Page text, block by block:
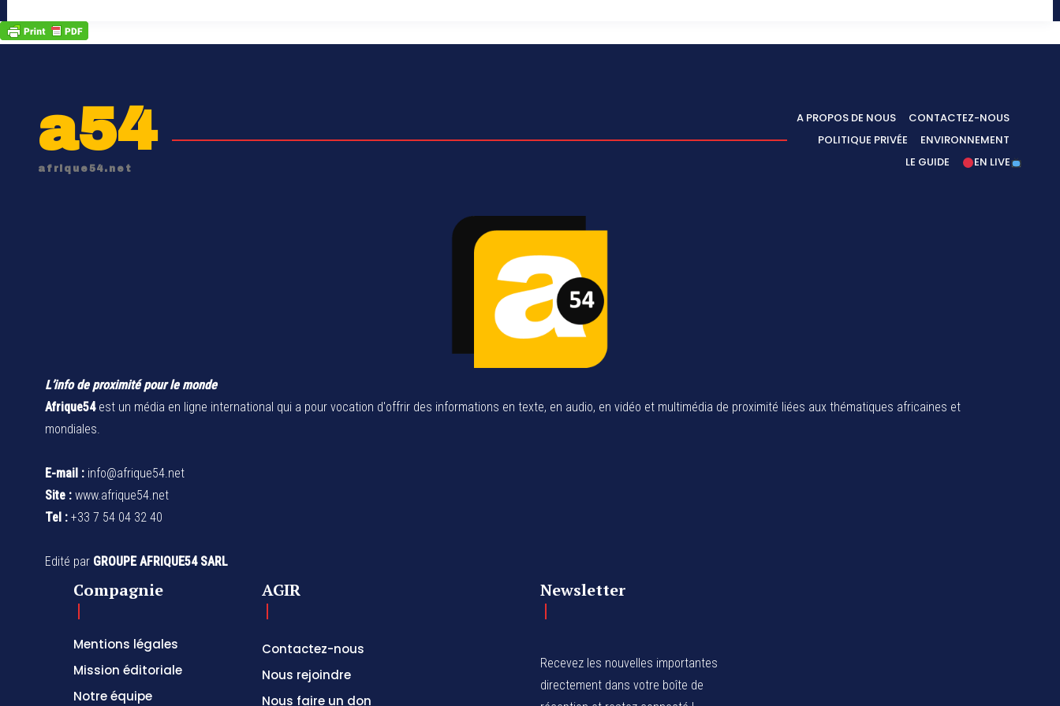
a54
afrique54.net
A PROPOS DE NOUS
CONTACTEZ-NOUS
POLITIQUE PRIVÉE
ENVIRONNEMENT
LE GUIDE
EN LIVE
L’info de proximité pour le monde
Afrique54est un média en ligne international qui a pour vocation d'offrir des informations en texte, en audio, en vidéo et multimédia de proximité liées aux thématiques africaines et
mondiales.
E-mail : info@afrique54.net
Site : www.afrique54.net
Tel : +33 7 54 04 32 40
Edité par GROUPE AFRIQUE54 SARL
Compagnie
Mentions légales
Mission éditoriale
Notre équipe
AGIR
Contactez-nous
Nous rejoindre
Nous faire un don
Newsletter
Recevez les nouvelles importantes
directement dans votre boîte de